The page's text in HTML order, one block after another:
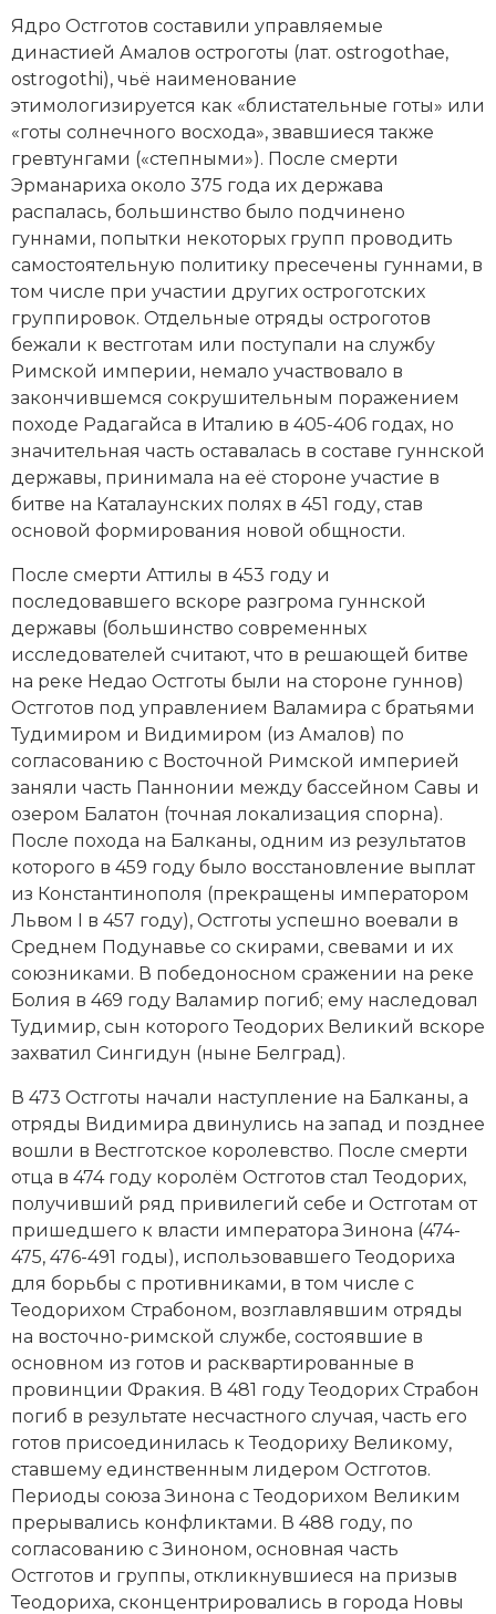
Государство и право
Европа
Империи
Историческая география и топонимика
История материальной и духовной культуры
История международных отношений
История, философия, теория и методология
исторического знания
Итория международных отношений
Латинская Америка
Новая история
Новейшая история
Нумизматика
Образование
Общественные объединения и организации
Политическая история
Революции и народные движения
Религия и церковь
Россия
Северная Америка
Социально-экономическая история
Специальные исторические дисциплины
СССР
Южная Америка
Ядро Остготов составили управляемые
династией Амалов остроготы (лат. ostrogothae,
ostrogothi), чьё наименование
этимологизируется как «блистательные готы» или
«готы солнечного восхода», звавшиеся также
гревтунгами («степными»). После смерти
Эрманариха около 375 года их держава
распалась, большинство было подчинено
гуннами, попытки некоторых групп проводить
самостоятельную политику пресечены гуннами, в
том числе при участии других остроготских
группировок. Отдельные отряды остроготов
бежали к вестготам или поступали на службу
Римской империи, немало участвовало в
закончившемся сокрушительным поражением
походе Радагайса в Италию в 405-406 годах, но
значительная часть оставалась в составе гуннской
державы, принимала на её стороне участие в
битве на Каталаунских полях в 451 году, став
основой формирования новой общности.
После смерти Аттилы в 453 году и
последовавшего вскоре разгрома гуннской
державы (большинство современных
исследователей считают, что в решающей битве
на реке Недао Остготы были на стороне гуннов)
Остготов под управлением Валамира с братьями
Тудимиром и Видимиром (из Амалов) по
согласованию с Восточной Римской империей
заняли часть Паннонии между бассейном Савы и
озером Балатон (точная локализация спорна).
После похода на Балканы, одним из результатов
которого в 459 году было восстановление выплат
из Константинополя (прекращены императором
Львом I в 457 году), Остготы успешно воевали в
Среднем Подунавье со скирами, свевами и их
союзниками. В победоносном сражении на реке
Болия в 469 году Валамир погиб; ему наследовал
Тудимир, сын которого Теодорих Великий вскоре
захватил Сингидун (ныне Белград).
В 473 Остготы начали наступление на Балканы, а
отряды Видимира двинулись на запад и позднее
вошли в Вестготское королевство. После смерти
отца в 474 году королём Остготов стал Теодорих,
получивший ряд привилегий себе и Остготам от
пришедшего к власти императора Зинона (474-
475, 476-491 годы), использовавшего Теодориха
для борьбы с противниками, в том числе с
Теодорихом Страбоном, возглавлявшим отряды
на восточно-римской службе, состоявшие в
основном из готов и расквартированные в
провинции Фракия. В 481 году Теодорих Страбон
погиб в результате несчастного случая, часть его
готов присоединилась к Теодориху Великому,
ставшему единственным лидером Остготов.
Периоды союза Зинона с Теодорихом Великим
прерывались конфликтами. В 488 году, по
согласованию с Зиноном, основная часть
Остготов и группы, откликнувшиеся на призыв
Теодориха, сконцентрировались в города Новы